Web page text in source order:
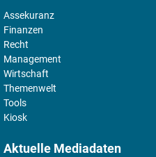
Assekuranz
Finanzen
Recht
Management
Wirtschaft
Themenwelt
Tools
Kiosk
Aktuelle Mediadaten